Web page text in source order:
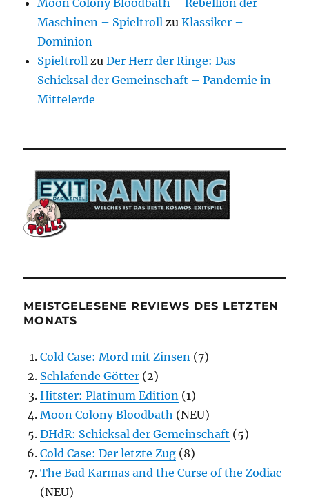
Maschinen – Spieltroll zuKlassiker –
Dominion
Spieltroll zuDer Herr der Ringe: Das
Schicksal der Gemeinschaft – Pandemie in
Mittelerde
MEISTGELESENE REVIEWS DES LETZTEN
MONATS
Cold Case: Mord mit Zinsen (7)
Schlafende Götter (2)
Hitster: Platinum Edition (1)
Moon Colony Bloodbath (NEU)
DHdR: Schicksal der Gemeinschaft (5)
Cold Case: Der letzte Zug (8)
The Bad Karmas and the Curse of the Zodiac
(NEU)